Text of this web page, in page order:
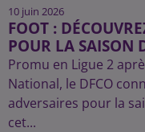
10 juin 2026
FOOT :
POUR LA SAISON
Promu en Ligue 2
National, le DFCO
adversaires pour la
cet...